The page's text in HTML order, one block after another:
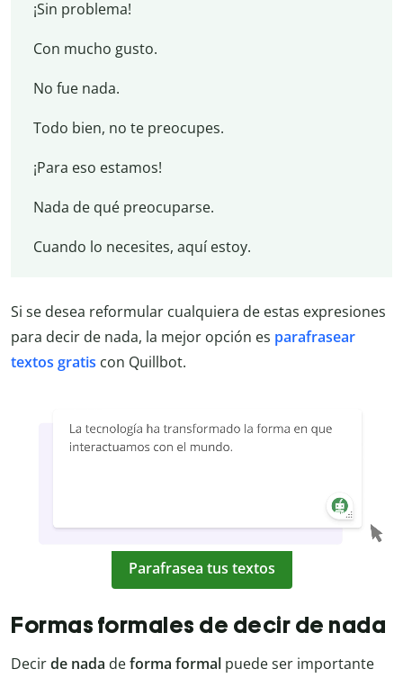
¡Sin problema!
Con mucho gusto.
No fue nada.
Todo bien, no te preocupes.
¡Para eso estamos!
Nada de qué preocuparse.
Cuando lo necesites, aquí estoy.
Si se desea reformular cualquiera de estas expresiones
para decir de nada, la mejor opción es parafrasear
textos gratis con Quillbot.
Parafrasea tus textos
Formas formales de decir de nada
Decirde nada deforma formal puede ser importante